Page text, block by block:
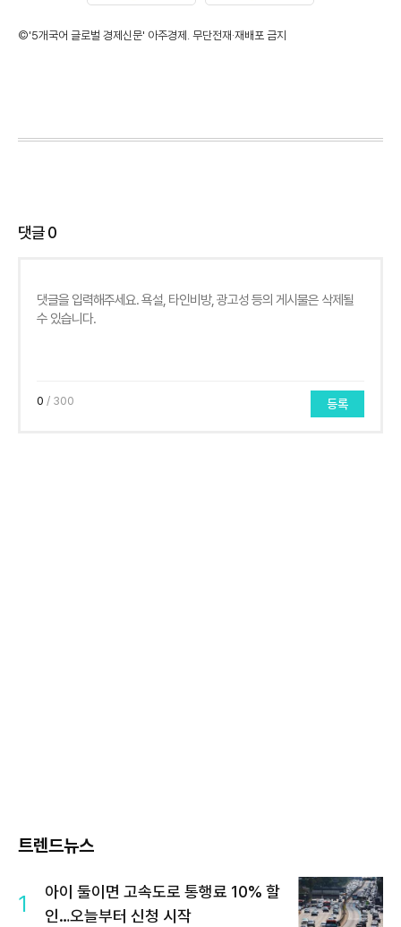
©'5개국어 글로벌 경제신문' 아주경제. 무단전재·재배포 금지
댓글0
0 / 300 등록
트렌드뉴스
1
아이 둘이면 고속도로 통행료 10% 할
인…오늘부터 신청 시작